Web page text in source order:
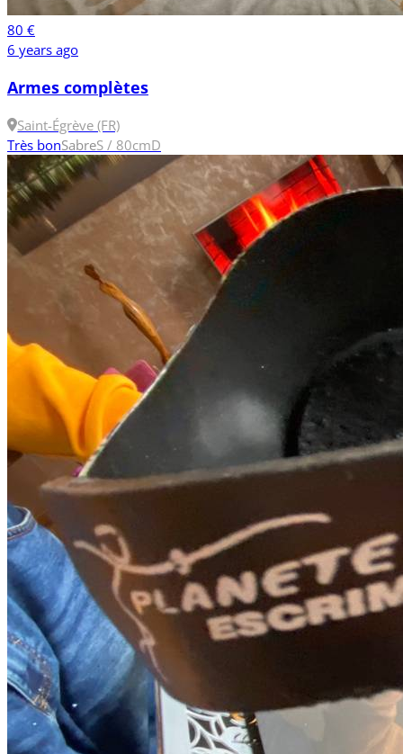
80 €
6 years ago
Armes complètes
Saint-Égrève (FR)
Très bonSabreS / 80cmD